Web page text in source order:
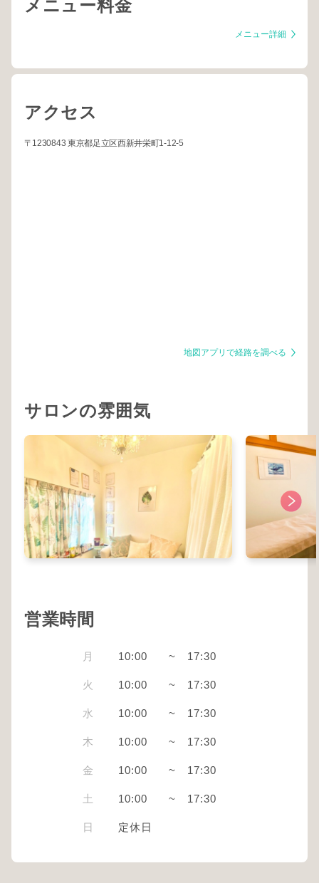
メニュー料金
メニュー詳細
アクセス
〒1230843 東京都足立区西新井栄町1-12-5
地図アプリで経路を調べる
サロンの雰囲気
営業時間
月 10:00 ~ 17:30
火 10:00 ~ 17:30
水 10:00 ~ 17:30
木 10:00 ~ 17:30
金 10:00 ~ 17:30
土 10:00 ~ 17:30
日 定休日